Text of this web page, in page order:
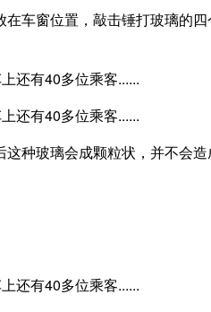
车窗位置，敲击锤打玻璃的
种玻璃会成颗粒状，并不会